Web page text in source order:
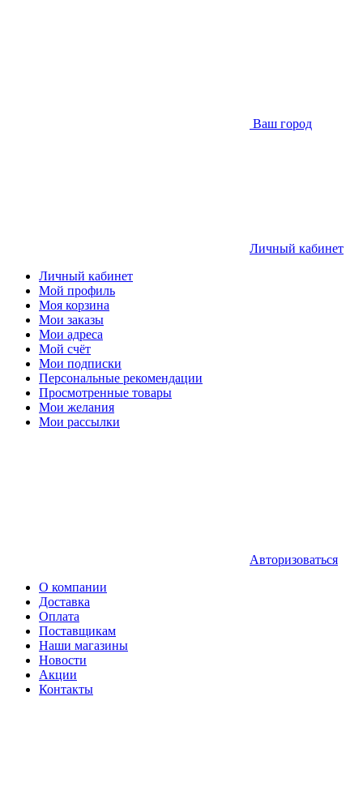
Ваш город
Личный кабинет
Личный кабинет
Мой профиль
Моя корзина
Мои заказы
Мои адреса
Мой счёт
Мои подписки
Персональные рекомендации
Просмотренные товары
Мои желания
Мои рассылки
Авторизоваться
О компании
Доставка
Оплата
Поставщикам
Наши магазины
Новости
Акции
Контакты